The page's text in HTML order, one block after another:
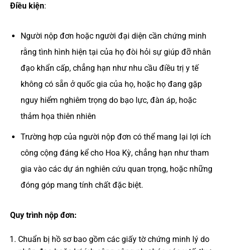
Điều kiện:
Người nộp đơn hoặc người đại diện cần chứng minh
rằng tình hình hiện tại của họ đòi hỏi sự giúp đỡ nhân
đạo khẩn cấp, chẳng hạn như nhu cầu điều trị y tế
không có sẵn ở quốc gia của họ, hoặc họ đang gặp
nguy hiểm nghiêm trọng do bạo lực, đàn áp, hoặc
thảm họa thiên nhiên
Trường hợp của người nộp đơn có thể mang lại lợi ích
công cộng đáng kể cho Hoa Kỳ, chẳng hạn như tham
gia vào các dự án nghiên cứu quan trọng, hoặc những
đóng góp mang tính chất đặc biệt.
Quy trình nộp đơn:
Chuẩn bị hồ sơ bao gồm các giấy tờ chứng minh lý do